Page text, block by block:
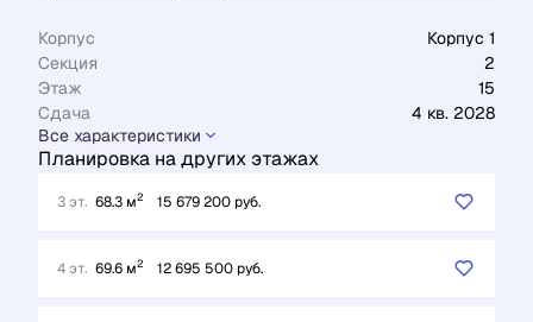
Корпус
Корпус 1
Секция
2
Этаж
15
Сдача
4 кв. 2028
Все характеристики
Планировка на других этажах
3 эт. 68.3 м2 15 679 200 руб.
4 эт. 69.6 м2 12 695 500 руб.